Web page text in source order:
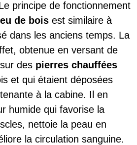
principe de fonctionnement
de bois est similaire à
dans les anciens temps. La
obtenue en versant de
des pierres chauffées
et qui étaient déposées
à la cabine. Il en
humide qui favorise la
nettoie la peau en
la circulation sanguine.